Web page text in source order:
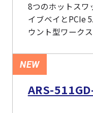
8つのホットスワ
イブベイとPCIe
ウント型ワーク
NEW
ARS-